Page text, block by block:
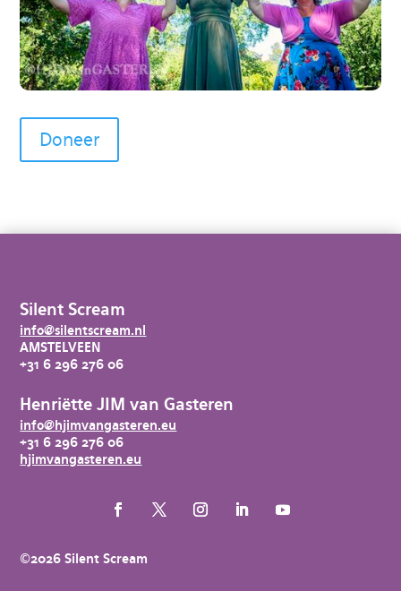
Doneer
Silent Scream
info@silentscream.nl
AMSTELVEEN
+31 6 296 276 06
Henriëtte JIM van Gasteren
info@hjimvangasteren.eu
+31 6 296 276 06
hjimvangasteren.eu
©2026 Silent Scream